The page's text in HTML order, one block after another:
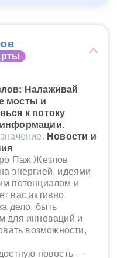
Налаживай
мосты и
к потоку
Новости и
Паж Жезлов
энергией, идеями
потенциалом и
вас активно
дело, быть
для инноваций и
возможности,
новость —